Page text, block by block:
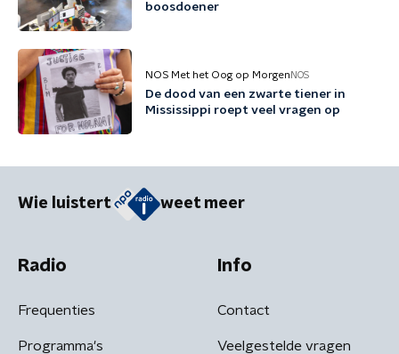
boosdoener
NOS Met het Oog op Morgen NOS
De dood van een zwarte tiener in
Mississippi roept veel vragen op
Wie luistert weet meer
Radio
Frequenties
Programma's
Info
Contact
Veelgestelde vragen